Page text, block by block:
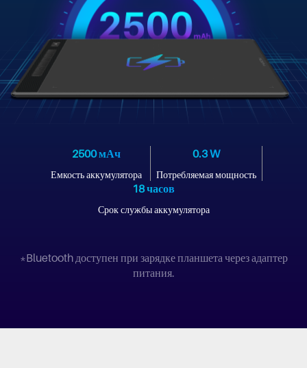
2500 мАч
Емкость аккумулятора
0.3 W
Потребляемая мощность
18 часов
Срок службы аккумулятора
*Bluetooth доступен при зарядке планшета через адаптер
питания.